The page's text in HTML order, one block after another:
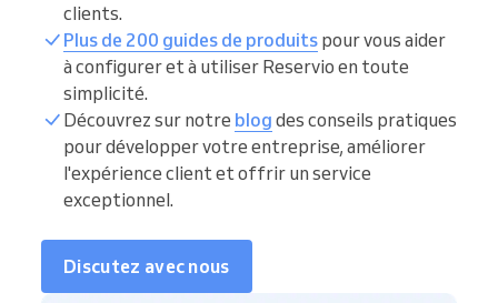
clients.
Plus de 200 guides de produits pour vous aider
à configurer et à utiliser Reservio en toute
simplicité.
Découvrez sur notre blog des conseils pratiques
pour développer votre entreprise, améliorer
l'expérience client et offrir un service
exceptionnel.
Discutez avec nous